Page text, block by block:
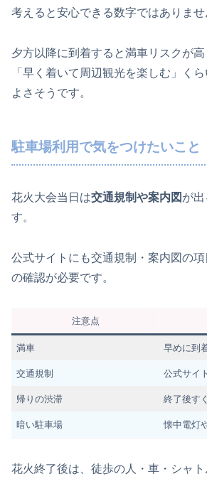
考えると安心できる数字ではありませ
夕方以降に到着すると満車リスクが
「早く着いて周辺観光を楽しむ」く
よさそうです。
駐車場利用で気をつけたいこと
花火大会当日は交通規制や案内図 が
す。
公式サイトにも交通規制・案内図の
の確認が必要です。
注意点
満車 早めに到
交通規制 公式サイ
帰りの渋滞 終了後す
暗い駐車場 懐中電灯
花火終了後は、徒歩の人・車・シャ